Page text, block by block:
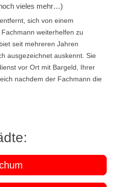
vieles mehr…)
sich von einem
weiterhelfen zu
seit mehreren Jahren
ausgezeichnet auskennt. Sie
vor Ort mit Bargeld, Ihrer
nachdem der Fachmann die